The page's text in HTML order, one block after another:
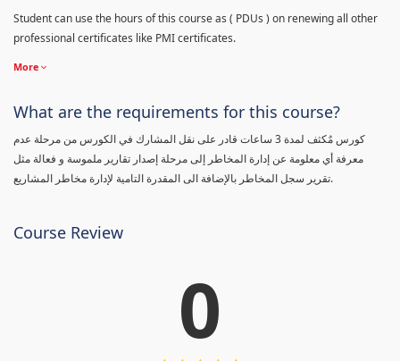
Student can use the hours of this course as ( PDUs ) on renewing all other
professional certificates like PMI certificates.
More
What are the requirements for this course?
كورس مٌكثف لمدة 3 ساعات قادر على نقل المشارك في الكورس من مرحلة عدم
معرفة أي معلومة عن إدارة المخاطر إلى مرحلة إصدار تقارير ملموسة و فعالة مثل
تقرير سجل المخاطر بالإضافة الى المقدرة التامية لإدارة مخاطر المشاريع.
Course Review
0